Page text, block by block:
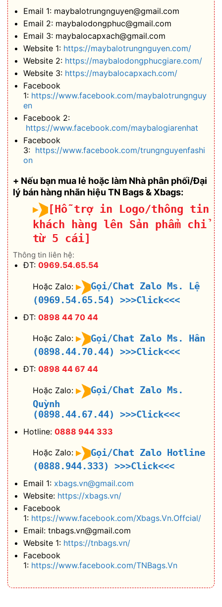
Email 1: maybalotrungnguyen@gmail.com
Email 2: maybalodongphuc@gmail.com
Email 3: maybalocapxach@gmail.com
Website 1: https://maybalotrungnguyen.com/
Website 2: https://maybalodongphucgiare.com/
Website 3: https://maybalocapxach.com/
Facebook
1: https://www.facebook.com/maybalotrungnguy
en
Facebook 2:
https://www.facebook.com/maybalogiarenhat
Facebook
3: https://www.facebook.com/trungnguyenfashi
on
+ Nếu bạn mua lẻ hoặc làm Nhà phân phối/Đại
lý bán hàng nhãn hiệu TN Bags & Xbags:
[Hỗ trợ in Logo/thông tin
khách hàng lên Sản phẩm chỉ
từ 5 cái]
Thông tin liên hệ:
ĐT: 0969.54.65.54
Hoặc Zalo:
Gọi/Chat Zalo Ms. Lệ
(0969.54.65.54)
>>>Click<<<
ĐT: 0898 44 70 44
Hoặc Zalo:
Gọi/Chat Zalo Ms. Hân
(0898.44.70.44)
>>>Click<<<
ĐT: 0898 44 67 44
Hoặc Zalo:
Gọi/Chat Zalo Ms.
Quỳnh
(0898.44.67.44)
>>>Click<<<
Hotline: 0888 944 333
Hoặc Zalo:
Gọi/Chat Zalo Hotline
(0888.944.333)
>>>Click<<<
Email 1: xbags.vn@gmail.com
Website: https://xbags.vn/
Facebook
1: https://www.facebook.com/Xbags.Vn.Offcial/
Email: tnbags.vn@gmail.com
Website 1: https://tnbags.vn/
Facebook
1: https://www.facebook.com/TNBags.Vn